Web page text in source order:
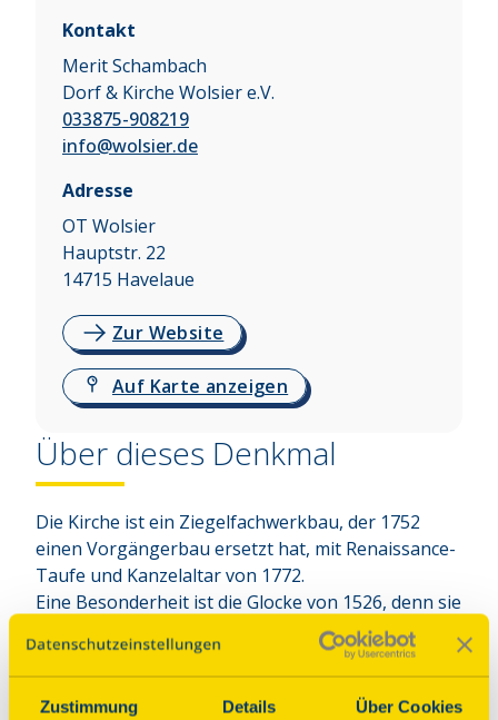
Zustimmung Details Über Cookies
Kontakt
Merit Schambach
Dorf & Kirche Wolsier e.V.
033875-908219
info@wolsier.de
Adresse
OT Wolsier
Hauptstr. 22
14715 Havelaue
Zur Website
Auf Karte anzeigen
Über dieses Denkmal
Die Kirche ist ein Ziegelfachwerkbau, der 1752
einen Vorgängerbau ersetzt hat, mit Renaissance-
Taufe und Kanzelaltar von 1772.
Eine Besonderheit ist die Glocke von 1526, denn sie
trägt keine lateinische Inschrift mehr:
DI MI HEBBEN DOEN MAKEN GOD LAETSE IN
HEMELRICK GHERAKEN.
ANNO DOMINI MCCCCCXXVI